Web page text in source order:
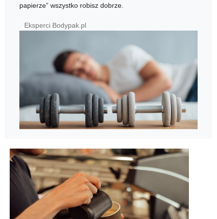
papierze” wszystko robisz dobrze.
Eksperci Bodypak.pl